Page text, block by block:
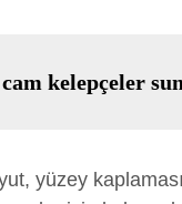
kelepçeler
yüzey